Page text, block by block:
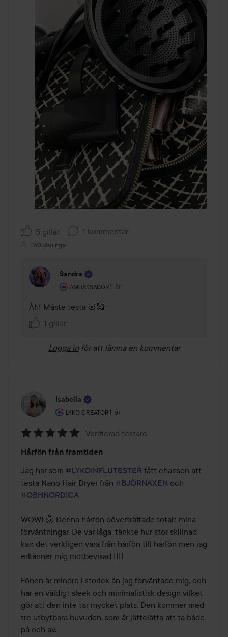
5 gillar 1 kommentar
1160 visningar
Sandra
AMBASSADOR
Användarens roll: Ambassador.
1 år
Kommentaren lades 1 år
Åh! Måste testa 🌸🥰
1 gillar
Logga in för att lämna en kommentar
Isabella
LYKO CREATOR
Användarens roll: Lyko Creator.
1 år
Inlägget skapades 1 år
5
av
5
Verifierad testare
Hårfön från framtiden
Jag har som #LYKOINFLUTESTER fått chansen att
testa Nano Hair Dryer från #BJÖRNAXEN
#OBHNORDICA
WOW! 🤯 Denna hårfön oöverträffade totalt mina
förväntningar. De var låga, tänkte hur stor skillnad
kan det verkligen vara från hårfön till hårfön men jag
erkänner mig motbevisad 🙂‍↕️
Fönen är mindre i storlek än jag förväntade mig, och
har en väldigt sleek och minimalistisk design vilket
gör att den inte tar mycket plats. Den kommer med
tre utbytbara huvuden, som är jättelätta att ta både
på och av.